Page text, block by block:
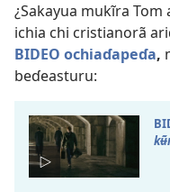
¿Sakayua mukĩra
ichia chi cristianorã
BIDEO ochiaɗapeɗa,
beɗeasturu: